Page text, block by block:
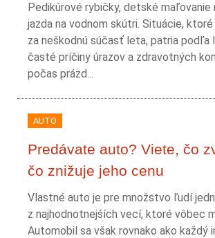
Pedikúrové rybičky, detské maľovanie
jazda na vodnom skútri. Situácie,
za neškodnú súčasť leta, patria podľa
časté príčiny úrazov a zdravotných
počas prázd...
AUTO
Predávate auto? Viete, čo
čo znižuje jeho cenu
Vlastné auto je pre množstvo ľudí
z najhodnotnejších vecí, ktoré vôbec
Automobil sa však rovnako ako každý